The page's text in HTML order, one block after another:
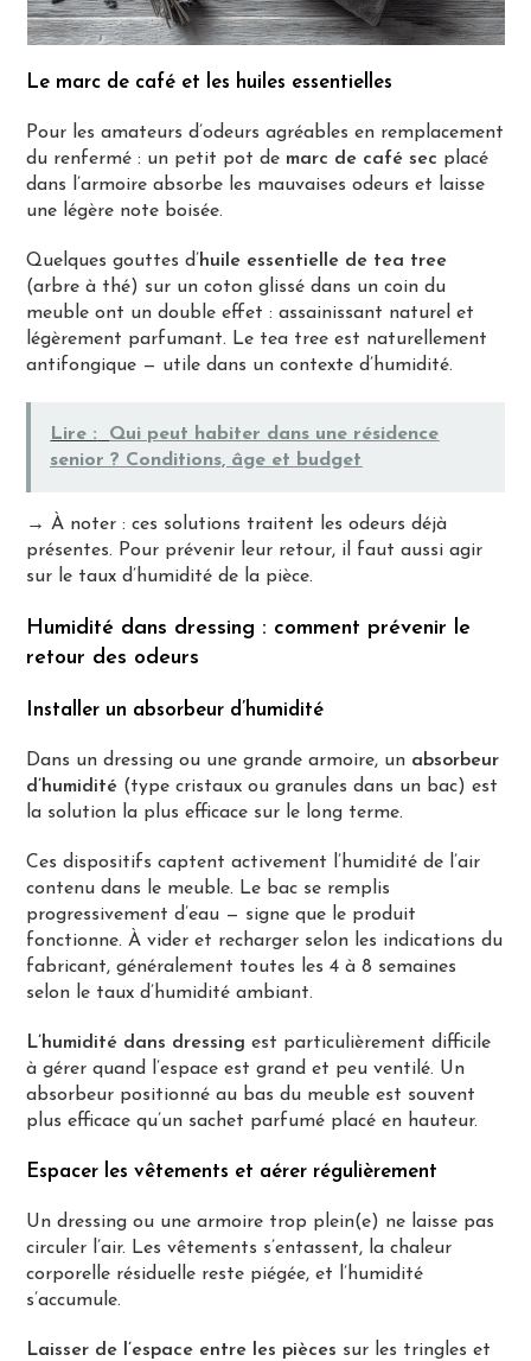
Le marc de café et les huiles essentielles
Pour les amateurs d’odeurs agréables en remplacement
du renfermé : un petit pot de marc de café sec placé
dans l’armoire absorbe les mauvaises odeurs et laisse
une légère note boisée.
Quelques gouttes d’huile essentielle de tea tree
(arbre à thé) sur un coton glissé dans un coin du
meuble ont un double effet : assainissant naturel et
légèrement parfumant. Le tea tree est naturellement
antifongique — utile dans un contexte d’humidité.
Lire :
Qui peut habiter dans une résidence
senior ? Conditions, âge et budget
→ À noter : ces solutions traitent les odeurs déjà
présentes. Pour prévenir leur retour, il faut aussi agir
sur le taux d’humidité de la pièce.
Humidité dans dressing : comment prévenir le
retour des odeurs
Installer un absorbeur d’humidité
Dans un dressing ou une grande armoire, un absorbeur
d’humidité (type cristaux ou granules dans un bac) est
la solution la plus efficace sur le long terme.
Ces dispositifs captent activement l’humidité de l’air
contenu dans le meuble. Le bac se remplis
progressivement d’eau — signe que le produit
fonctionne. À vider et recharger selon les indications du
fabricant, généralement toutes les 4 à 8 semaines
selon le taux d’humidité ambiant.
L’humidité dans dressing est particulièrement difficile
à gérer quand l’espace est grand et peu ventilé. Un
absorbeur positionné au bas du meuble est souvent
plus efficace qu’un sachet parfumé placé en hauteur.
Espacer les vêtements et aérer régulièrement
Un dressing ou une armoire trop plein(e) ne laisse pas
circuler l’air. Les vêtements s’entassent, la chaleur
corporelle résiduelle reste piégée, et l’humidité
s’accumule.
Laisser de l’espace entre les pièces sur les tringles et